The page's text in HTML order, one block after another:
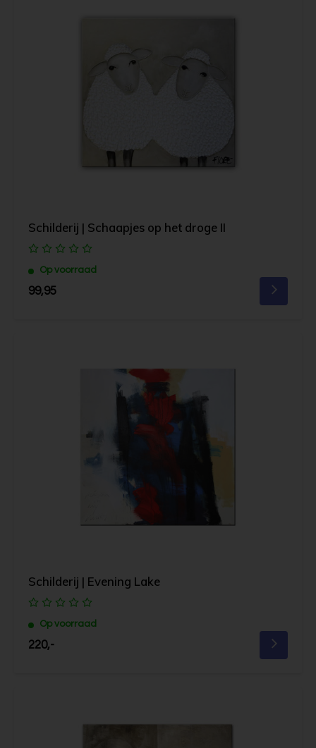
Schilderij | Schaapjes op het droge II
Op voorraad
99,95
Schilderij | Evening Lake
Op voorraad
220,-